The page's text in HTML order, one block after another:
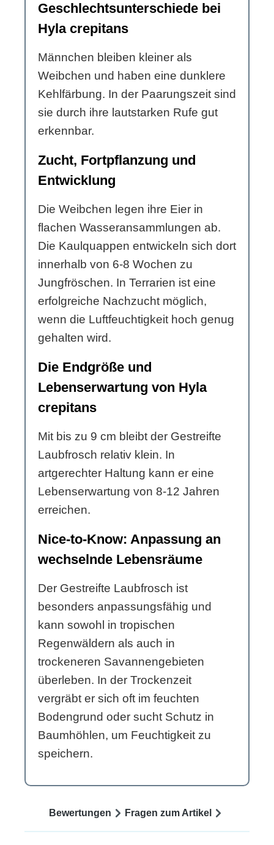
Geschlechtsunterschiede bei
Hyla crepitans
Männchen bleiben kleiner als
Weibchen und haben eine dunklere
Kehlfärbung. In der Paarungszeit sind
sie durch ihre lautstarken Rufe gut
erkennbar.
Zucht, Fortpflanzung und
Entwicklung
Die Weibchen legen ihre Eier in
flachen Wasseransammlungen ab.
Die Kaulquappen entwickeln sich dort
innerhalb von 6-8 Wochen zu
Jungfröschen. In Terrarien ist eine
erfolgreiche Nachzucht möglich,
wenn die Luftfeuchtigkeit hoch genug
gehalten wird.
Die Endgröße und
Lebenserwartung von Hyla
crepitans
Mit bis zu 9 cm bleibt der Gestreifte
Laubfrosch relativ klein. In
artgerechter Haltung kann er eine
Lebenserwartung von 8-12 Jahren
erreichen.
Nice-to-Know: Anpassung an
wechselnde Lebensräume
Der Gestreifte Laubfrosch ist
besonders anpassungsfähig und
kann sowohl in tropischen
Regenwäldern als auch in
trockeneren Savannengebieten
überleben. In der Trockenzeit
vergräbt er sich oft im feuchten
Bodengrund oder sucht Schutz in
Baumhöhlen, um Feuchtigkeit zu
speichern.
Bewertungen Fragen zum Artikel